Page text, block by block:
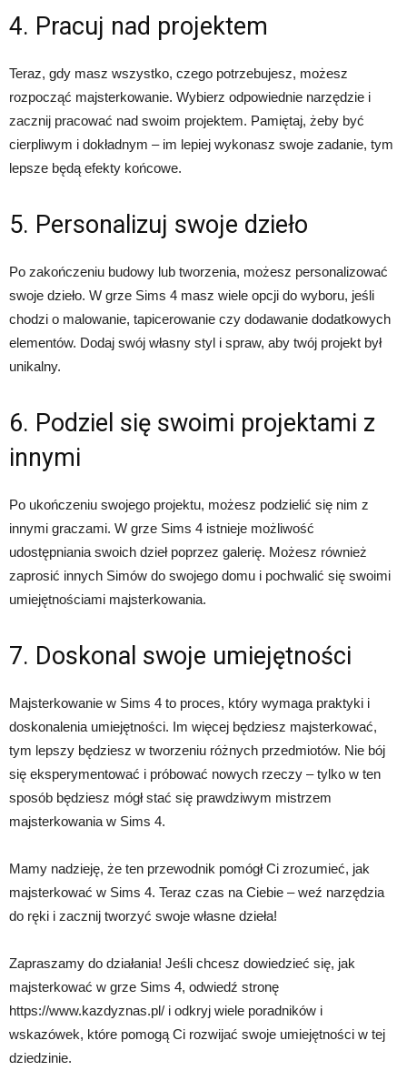
4. Pracuj nad projektem
Teraz, gdy masz wszystko, czego potrzebujesz, możesz
rozpocząć majsterkowanie. Wybierz odpowiednie narzędzie i
zacznij pracować nad swoim projektem. Pamiętaj, żeby być
cierpliwym i dokładnym – im lepiej wykonasz swoje zadanie, tym
lepsze będą efekty końcowe.
5. Personalizuj swoje dzieło
Po zakończeniu budowy lub tworzenia, możesz personalizować
swoje dzieło. W grze Sims 4 masz wiele opcji do wyboru, jeśli
chodzi o malowanie, tapicerowanie czy dodawanie dodatkowych
elementów. Dodaj swój własny styl i spraw, aby twój projekt był
unikalny.
6. Podziel się swoimi projektami z
innymi
Po ukończeniu swojego projektu, możesz podzielić się nim z
innymi graczami. W grze Sims 4 istnieje możliwość
udostępniania swoich dzieł poprzez galerię. Możesz również
zaprosić innych Simów do swojego domu i pochwalić się swoimi
umiejętnościami majsterkowania.
7. Doskonal swoje umiejętności
Majsterkowanie w Sims 4 to proces, który wymaga praktyki i
doskonalenia umiejętności. Im więcej będziesz majsterkować,
tym lepszy będziesz w tworzeniu różnych przedmiotów. Nie bój
się eksperymentować i próbować nowych rzeczy – tylko w ten
sposób będziesz mógł stać się prawdziwym mistrzem
majsterkowania w Sims 4.
Mamy nadzieję, że ten przewodnik pomógł Ci zrozumieć, jak
majsterkować w Sims 4. Teraz czas na Ciebie – weź narzędzia
do ręki i zacznij tworzyć swoje własne dzieła!
Zapraszamy do działania! Jeśli chcesz dowiedzieć się, jak
majsterkować w grze Sims 4, odwiedź stronę
https://www.kazdyznas.pl/ i odkryj wiele poradników i
wskazówek, które pomogą Ci rozwijać swoje umiejętności w tej
dziedzinie.